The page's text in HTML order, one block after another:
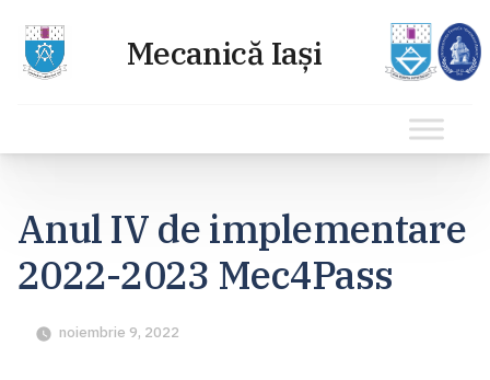
conținut
Anul IV de implementare
2022-2023 Mec4Pass
noiembrie 9, 2022